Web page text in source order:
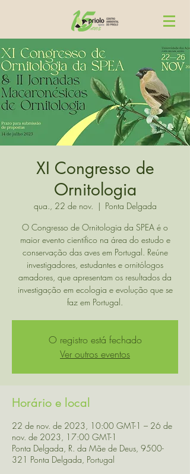
XI Congresso de
Ornitologia
qua., 22 de nov.
  |
Ponta Delgada
O Congresso de Ornitologia da SPEA é o
maior evento científico na área do estudo e
conservação das aves em Portugal. Reúne
investigadores, estudantes e ornitólogos
amadores, que apresentam os resultados da
investigação em ecologia e evolução que se
faz em Portugal.
O registro está fechado
Ver outros eventos
Horário e local
22 de nov. de 2023, 10:00 GMT-1 – 26 de
nov. de 2023, 17:00 GMT-1
Ponta Delgada, R. da Mãe de Deus, 9500-
321 Ponta Delgada, Portugal